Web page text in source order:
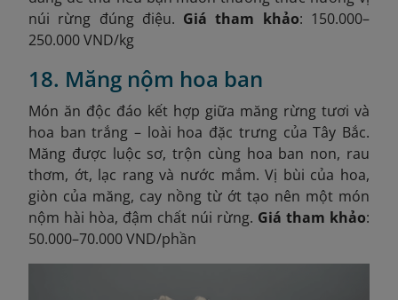
núi rừng đúng điệu. Giá tham khảo: 150.000–
250.000 VND/kg
18. Măng nộm hoa ban
Món ăn độc đáo kết hợp giữa măng rừng tươi và
hoa ban trắng – loài hoa đặc trưng của Tây Bắc.
Măng được luộc sơ, trộn cùng hoa ban non, rau
thơm, ớt, lạc rang và nước mắm. Vị bùi của hoa,
giòn của măng, cay nồng từ ớt tạo nên một món
nộm hài hòa, đậm chất núi rừng. Giá tham khảo:
50.000–70.000 VND/phần